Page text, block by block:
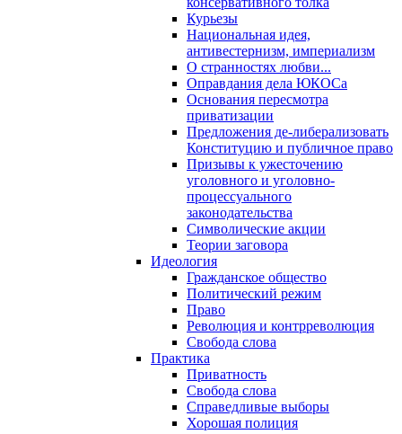
Курьезы
Национальная идея,
антивестернизм, империализм
О странностях любви...
Оправдания дела ЮКОСа
Основания пересмотра
приватизации
Предложения де-либерализовать
Конституцию и публичное право
Призывы к ужесточению
уголовного и уголовно-
процессуального
законодательства
Символические акции
Теории заговора
Идеология
Гражданское общество
Политический режим
Право
Революция и контрреволюция
Свобода слова
Практика
Приватность
Свобода слова
Справедливые выборы
Хорошая полиция